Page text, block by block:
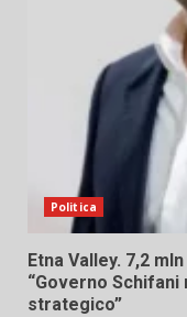
Politica
Etna Valley. 7,2
“Governo
strategico”